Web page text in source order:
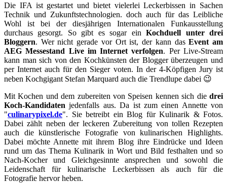
Die IFA ist gestartet und bietet vielerlei Leckerbissen in Sachen
Technik und Zukunftstechnologien. doch auch für das Leibliche
Wohl ist bei der diesjährigen Internationalen Funkausstellung
durchaus gesorgt. So gibt es sogar einKochduell unter drei
Bloggern. Wer nicht gerade vor Ort ist, der kann dasEvent am
AEG Messestand Live im Internet verfolgen. Per Live-Stream
kann man sich von den Kochkünsten der Blogger überzeugen und
per Internet auch für den Sieger voten. In der 4-Köpfigen Jury ist
neben Kochgigant Stefan Marquard auch die Trendlupe dabei 😉
Mit Kochen und dem zubereiten von Speisen kennen sich die drei
Koch-Kandidaten jedenfalls aus. Da ist zum einen Annette von
"culinarypixel.de". Sie betreibt ein Blog für Kulinarik & Fotos.
Dabei zählt neben der leckeren Zubereitung von tollen Rezepten
auch die künstlerische Fotografie von kulinarischen Highlights.
Dabei möchte Annette mit ihrem Blog ihre Eindrücke und Ideen
rund um das Thema Kulinarik in Wort und Bild festhalten und so
Nach-Kocher und Gleichgesinnte ansprechen und sowohl die
Leidenschaft für kulinarische Leckerbissen als auch für die
Fotografie hervor heben.